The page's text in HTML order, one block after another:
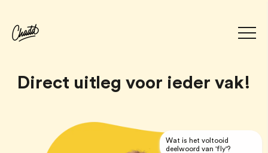
Direct uitleg voor ieder vak!
Wat is het voltooid
deelwoord van 'fly'?